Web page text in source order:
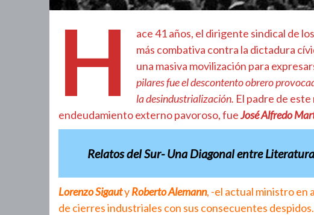
H ace 41 años, el dirigente sindical de
más combativa contra la dictadura
una masiva movilización para
pilares fue el descontento obrero
la desindustrialización. El padre de este
endeudamiento externo pavoroso, fueJosé Alfredo
Relatos del Sur- Una Diagonal entre
Lorenzo SigautyRoberto Alemann, -el actual ministro en
de cierres industriales con sus consecuentes